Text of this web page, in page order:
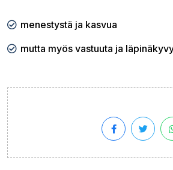
menestystä ja kasvua
mutta myös vastuuta ja